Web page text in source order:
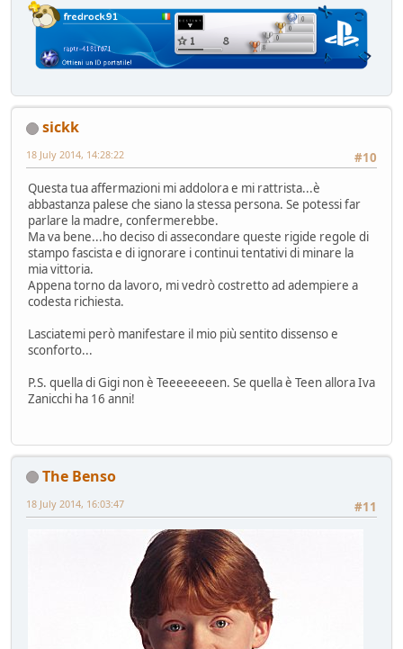
sickk
#10
18 July 2014, 14:28:22
Questa tua affermazioni mi addolora e mi rattrista...è
abbastanza palese che siano la stessa persona. Se potessi far
parlare la madre, confermerebbe.
Ma va bene...ho deciso di assecondare queste rigide regole di
stampo fascista e di ignorare i continui tentativi di minare la
mia vittoria.
Appena torno da lavoro, mi vedrò costretto ad adempiere a
codesta richiesta.
Lasciatemi però manifestare il mio più sentito dissenso e
sconforto...
P.S. quella di Gigi non è Teeeeeeeen. Se quella è Teen allora Iva
Zanicchi ha 16 anni!
The Benso
#11
18 July 2014, 16:03:47